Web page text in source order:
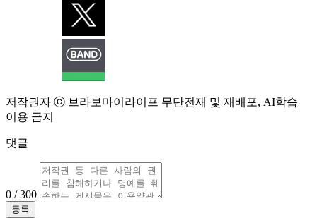
저작권자 ⓒ 브라보마이라이프 무단전재 및 재배포, AI학습
이용 금지
댓글
0 / 300